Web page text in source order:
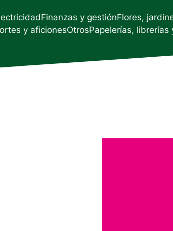
Finanzas y gestiónFlores,
y aficionesOtrosPapelerías, librerías